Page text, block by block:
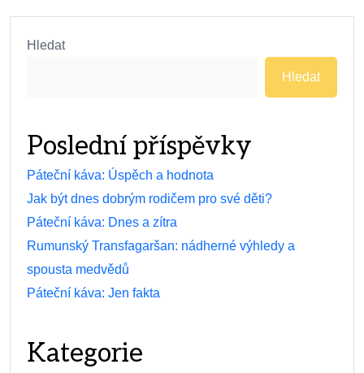
Hledat
Hledat
Poslední příspěvky
Páteční káva: Úspěch a hodnota
Jak být dnes dobrým rodičem pro své děti?
Páteční káva: Dnes a zítra
Rumunský Transfagaršan: nádherné výhledy a
spousta medvědů
Páteční káva: Jen fakta
Kategorie